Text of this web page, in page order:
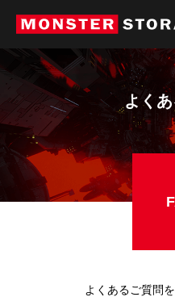
よく
よくあるご質問